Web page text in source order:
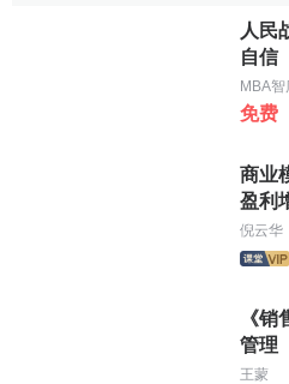
動分紅比例可以按照不變、累
是指首期比例確定之後，以後年
比例不變；累進是指勞動分紅比
動是指勞動分紅比例不固定，隨
分紅額度是按照一定的比例
用的形式是浮動分紅比例，計算
”之後
勞動分紅總額確定之後，在
人民
自信
MBA
免费
商业
盈利
倪云华
《
管理
王蒙